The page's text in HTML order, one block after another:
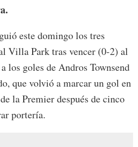
este domingo los tres
Villa Park tras vencer (0-2) al
los goles de Andros Townsend
que volvió a marcar un gol en
la Premier después de cinco
portería.